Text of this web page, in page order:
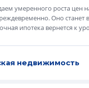
умеренного роста цен
Оно
ипотека вернется к
недвижимость